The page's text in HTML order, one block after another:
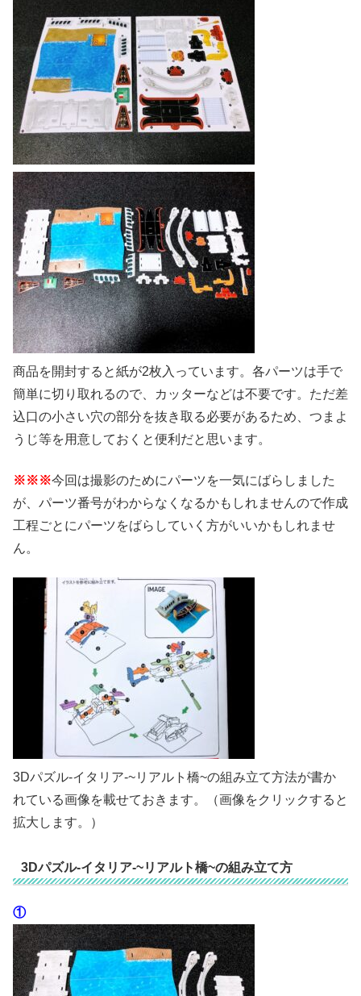
商品を開封すると紙が2枚入っています。各パーツは手で
簡単に切り取れるので、カッターなどは不要です。ただ差
込口の小さい穴の部分を抜き取る必要があるため、つまよ
うじ等を用意しておくと便利だと思います。
※※※今回は撮影のためにパーツを一気にばらしました
が、パーツ番号がわからなくなるかもしれませんので作成
工程ごとにパーツをばらしていく方がいいかもしれませ
ん。
3Dパズル-イタリア-~リアルト橋~の組み立て方法が書か
れている画像を載せておきます。（画像をクリックすると
拡大します。）
3Dパズル-イタリア-~リアルト橋~の組み立て方
①